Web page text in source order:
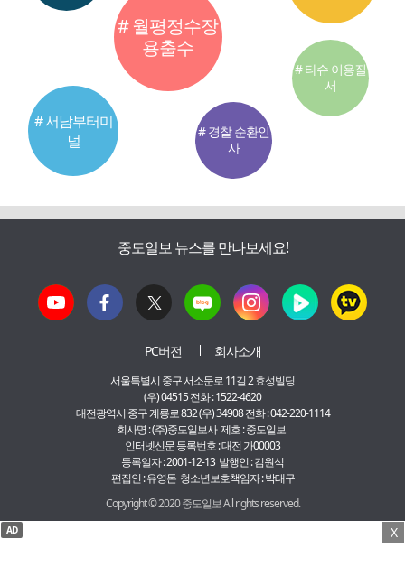
# 월평정수장
용출수
# 서남부터미
널
# 경찰 순환인
사
# 타슈 이용질
서
중도일보 뉴스를 만나보세요!
PC버전 회사소개
서울특별시 중구 서소문로 11길 2 효성빌딩
(우) 04515 전화 : 1522-4620
대전광역시 중구 계룡로 832 (우) 34908 전화 : 042-220-1114
회사명 : (주)중도일보사 제호 : 중도일보
인터넷신문 등록번호 : 대전 가00003
등록일자 : 2001-12-13 발행인 : 김원식
편집인 : 유영돈 청소년보호책임자 : 박태구
Copyright © 2020 중도일보 All rights reserved.
X
AD